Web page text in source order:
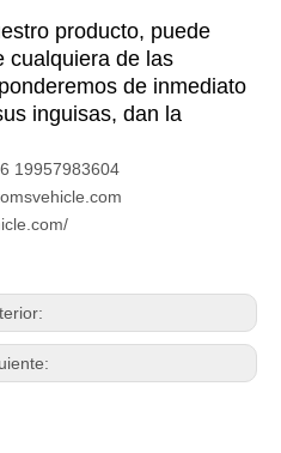
producto, puede
cualquiera de las
de inmediato
inguisas, dan la
19957983604